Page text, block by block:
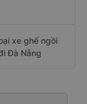
xe ghế ngồi
Đà Nẵng